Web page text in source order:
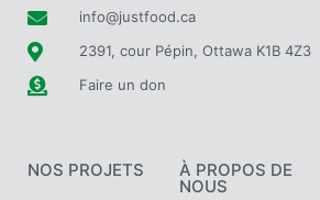
info@justfood.ca
2391, cour Pépin, Ottawa K1B 4Z3
Faire un don
NOS PROJETS À PROPOS DE
NOUS